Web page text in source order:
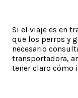
Si el viaje es en
que los perros y
necesario
transportadora,
tener claro cómo